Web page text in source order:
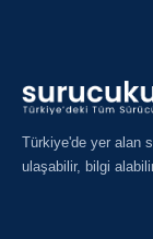
Türkiye'de yer alan
ulaşabilir, bilgi